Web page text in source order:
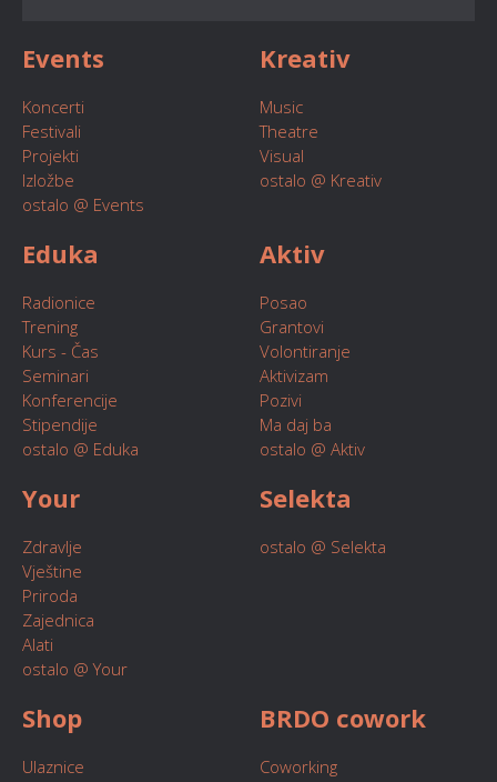
Events
Koncerti
Festivali
Projekti
Izložbe
ostalo @ Events
Kreativ
Music
Theatre
Visual
ostalo @ Kreativ
Eduka
Radionice
Trening
Kurs - Čas
Seminari
Konferencije
Stipendije
ostalo @ Eduka
Aktiv
Posao
Grantovi
Volontiranje
Aktivizam
Pozivi
Ma daj ba
ostalo @ Aktiv
Your
Zdravlje
Vještine
Priroda
Zajednica
Alati
ostalo @ Your
Selekta
ostalo @ Selekta
Shop
Ulaznice
BRDO cowork
Coworking